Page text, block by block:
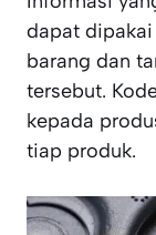
dapat
barang dan
tersebut.
kepada
tiap produk.